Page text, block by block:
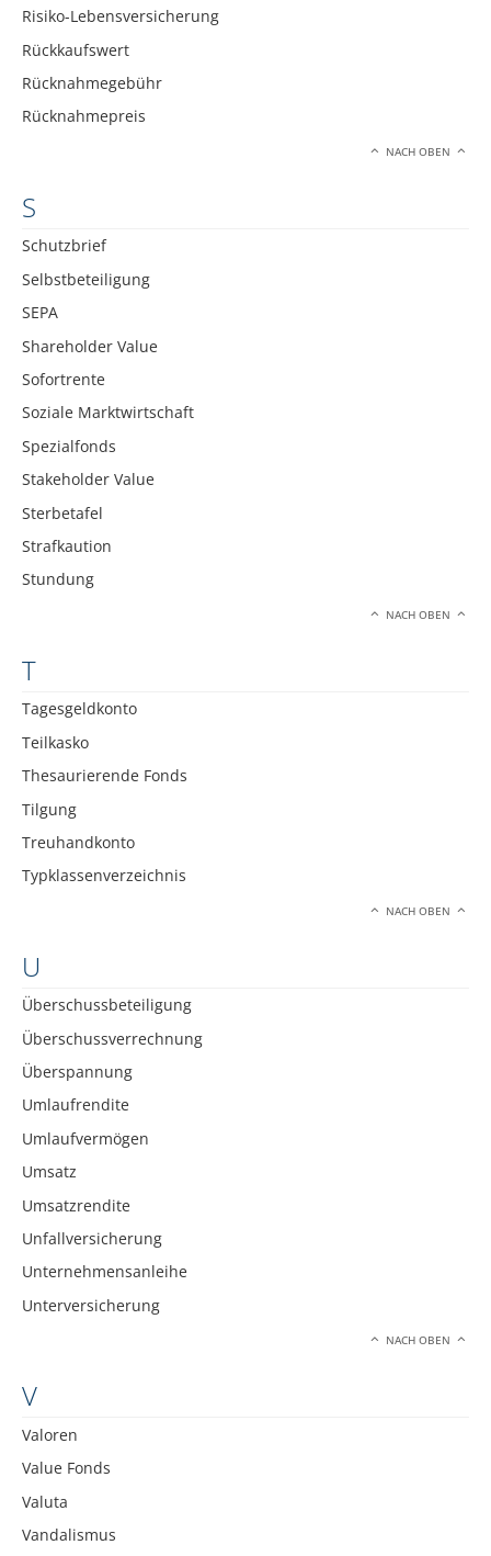
Risiko-Lebensversicherung
Rückkaufswert
Rücknahmegebühr
Rücknahmepreis
NACH OBEN
S
Schutzbrief
Selbstbeteiligung
SEPA
Shareholder Value
Sofortrente
Soziale Marktwirtschaft
Spezialfonds
Stakeholder Value
Sterbetafel
Strafkaution
Stundung
NACH OBEN
T
Tagesgeldkonto
Teilkasko
Thesaurierende Fonds
Tilgung
Treuhandkonto
Typklassenverzeichnis
NACH OBEN
U
Überschussbeteiligung
Überschussverrechnung
Überspannung
Umlaufrendite
Umlaufvermögen
Umsatz
Umsatzrendite
Unfallversicherung
Unternehmensanleihe
Unterversicherung
NACH OBEN
V
Valoren
Value Fonds
Valuta
Vandalismus